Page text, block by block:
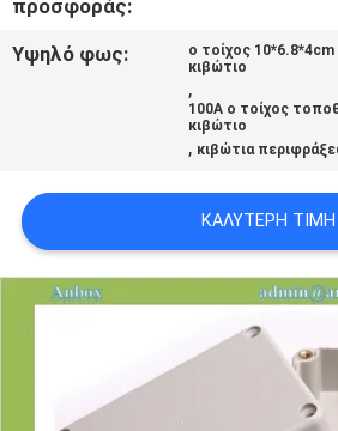
ΑΠΌΣΠΑΣΜΑ
SHOPPING ONLINE
PRIVACY
POLICY
προσφοράς:
Υψηλό φως:
ο τοίχος
κιβώτιο
,
100A ο τοίχος
κιβώτιο
, κιβώτια
ΚΑΛΎΤΕΡΗ ΤΙΜΉ